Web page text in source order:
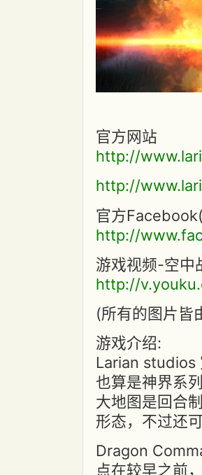
官方网站
http://
http://
官方
http://
游戏视频-空中
http://
(所有的图片皆
游戏介绍:
Larian studios
也算是神界系
大地图是回合
形态，不过还
Dragon
点在较早之前